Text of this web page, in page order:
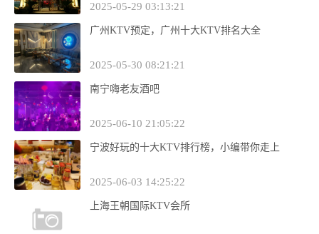
2025-05-29 03:13:21
广州KTV预定，广州十大KTV排名大全
2025-05-30 08:21:21
南宁嗨老友酒吧
2025-06-10 21:05:22
宁波好玩的十大KTV排行榜，小编带你走上
2025-06-03 14:25:22
上海王朝国际KTV会所